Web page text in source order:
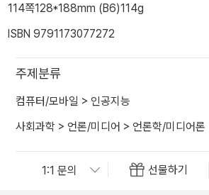
114쪽128*188mm (B6)114g
ISBN 9791173077272
주제분류
컴퓨터/모바일 > 인공지능
사회과학 > 언론/미디어 > 언론학/미디어론
선물하기